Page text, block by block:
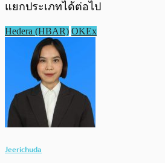
แยกประเภทได้ต่อไป
Hedera (HBAR) OKEx
Jeerichuda